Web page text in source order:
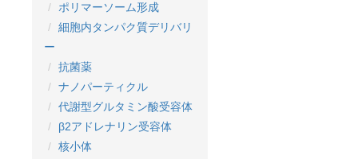
ポリマーソーム形成
細胞内タンパク質デリバリ
ー
抗菌薬
ナノパーティクル
代謝型グルタミン酸受容体
β2アドレナリン受容体
核小体